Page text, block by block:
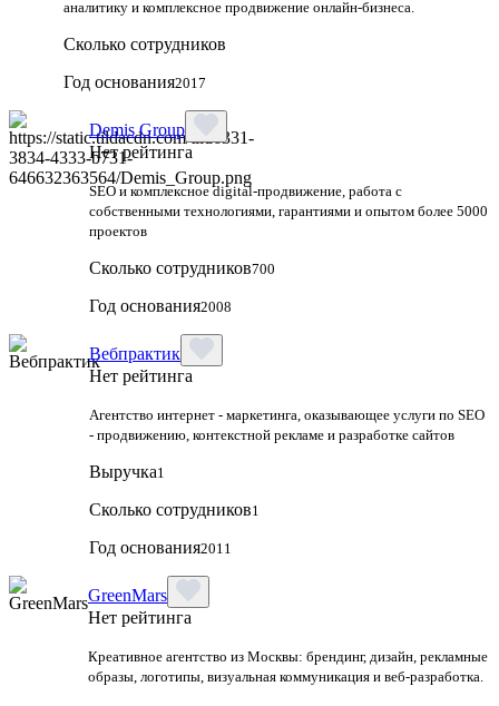
аналитику и комплексное продвижение онлайн-бизнеса.
Сколько сотрудников
Год основания2017
Demis Group
Нет рейтинга
SEO и комплексное digital-продвижение, работа с
собственными технологиями, гарантиями и опытом более 5000
проектов
Сколько сотрудников700
Год основания2008
Вебпрактик
Нет рейтинга
Агентство интернет - маркетинга, оказывающее услуги по SEO
- продвижению, контекстной рекламе и разработке сайтов
Выручка1
Сколько сотрудников1
Год основания2011
GreenMars
Нет рейтинга
Креативное агентство из Москвы: брендинг, дизайн, рекламные
образы, логотипы, визуальная коммуникация и веб-разработка.